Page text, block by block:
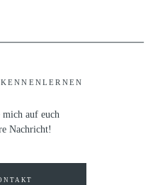
mich auf euch
Nachricht!